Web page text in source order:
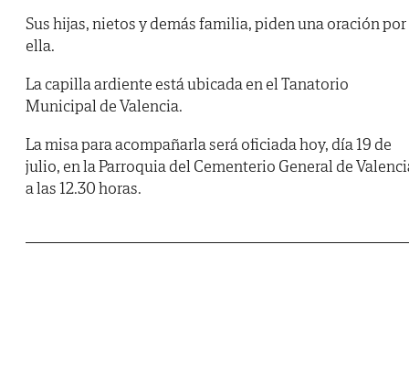
Sus hijas, nietos y demás familia, piden una oración por
ella.
La capilla ardiente está ubicada en el Tanatorio
Municipal de Valencia.
La misa para acompañarla será oficiada hoy, día 19 de
julio, en la Parroquia del Cementerio General de
a las 12.30 horas.